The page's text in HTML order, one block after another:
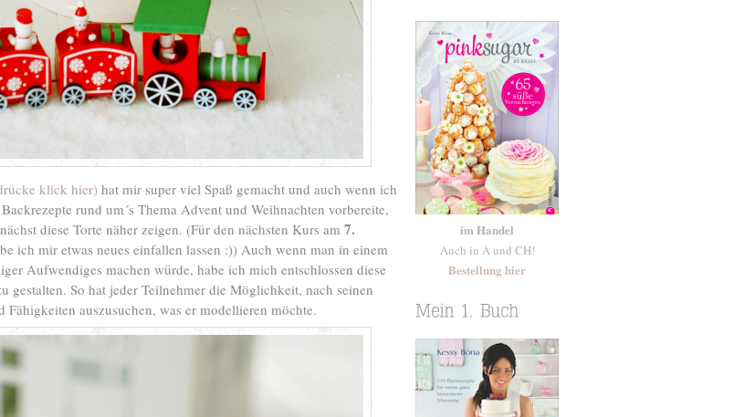
klick hier) hat mir super viel Spaß gemacht und auch wenn ich
rund um´s Thema Advent und Weihnachten vorbereite,
diese Torte näher zeigen. (Für den nächsten Kurs am 7.
ich mir etwas neues einfallen lassen :)) Auch wenn man in einem
Aufwendiges machen würde, habe ich mich entschlossen diese
gestalten. So hat jeder Teilnehmer die Möglichkeit, nach seinen
Fähigkeiten auszusuchen, was er modellieren möchte.
im Handel
Auch in A und CH!
Bestellung hier